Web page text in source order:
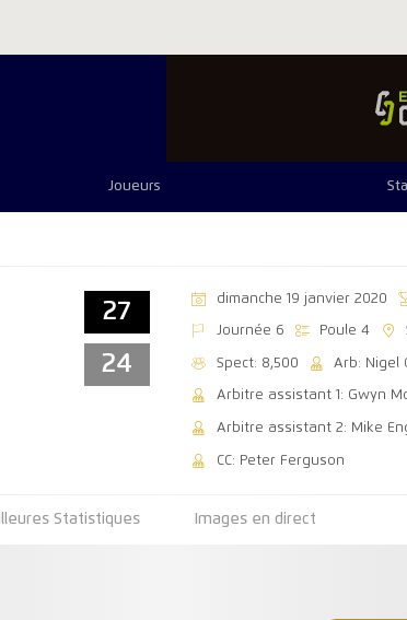
Joueurs
27
24
dimanche 19 janvier 2020
Journée 6 Poule 4
Spect: 8,500 Arb: Nigel
Arbitre assistant 1: Gwyn
Arbitre assistant 2: Mike
CC: Peter Ferguson
Statistiques Images en direct